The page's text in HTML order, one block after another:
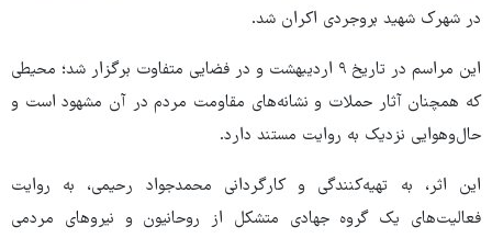
در شهرک شهید بروجردی اکران شد.
این مراسم در تاریخ ۹ اردیبهشت و در فضایی متفاوت برگزار شد؛ محیطی
که همچنان آثار حملات و نشانه‌های مقاومت مردم در آن مشهود است و
حال‌وهوایی نزدیک به روایت مستند دارد.
این اثر، به تهیه‌کنندگی و کارگردانی محمدجواد رحیمی، به روایت
فعالیت‌های یک گروه جهادی متشکل از روحانیون و نیروهای مردمی